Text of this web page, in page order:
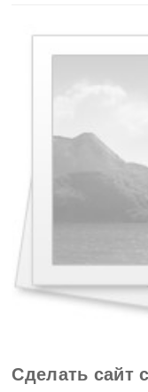
Сделать сайт